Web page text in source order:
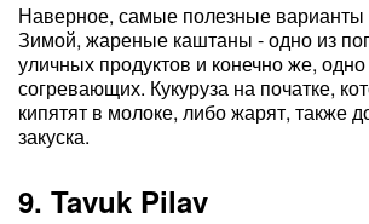
Наверное, самые полезные варианты
Зимой, жареные каштаны - одно из
уличных продуктов и конечно же,
согревающих. Кукуруза на початке,
кипятят в молоке, либо жарят, также
закуска.
9. Tavuk Pilav